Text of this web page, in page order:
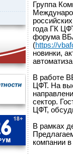
Группа
года ГК
форума
(https://
новинки,
В работе
ЦФТ. На
сектор.
ЦФТ,
В рамках
компании